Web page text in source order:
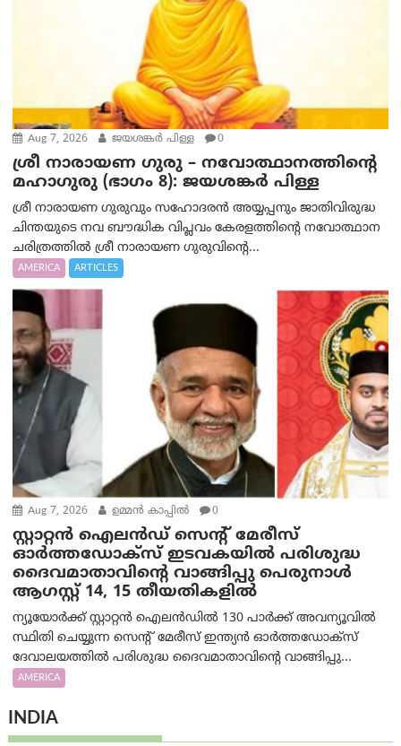
Aug 7, 2026 ജയശങ്കര്‍ പിള്ള 0
ശ്രീ നാരായണ ഗുരു – നവോത്ഥാനത്തിന്റെ
മഹാഗുരു (ഭാഗം 8): ജയശങ്കര്‍ പിള്ള
ശ്രീ നാരായണ ഗുരുവും സഹോദരൻ അയ്യപ്പനും ജാതിവിരുദ്ധ
ചിന്തയുടെ നവ ബൗദ്ധിക വിപ്ലവം കേരളത്തിന്റെ നവോത്ഥാന
ചരിത്രത്തിൽ ശ്രീ നാരായണ ഗുരുവിന്റെ...
AMERICA ARTICLES
Aug 7, 2026 ഉമ്മന്‍ കാപ്പില്‍ 0
സ്റ്റാറ്റൻ ഐലൻഡ് സെന്റ് മേരീസ്
ഓർത്തഡോക്സ് ഇടവകയിൽ പരിശുദ്ധ
ദൈവമാതാവിന്റെ വാങ്ങിപ്പു പെരുനാൾ
ആഗസ്റ്റ് 14, 15 തീയതികളിൽ
ന്യൂയോർക്ക് സ്റ്റാറ്റൻ ഐലൻഡിൽ 130 പാർക്ക് അവന്യൂവിൽ
സ്ഥിതി ചെയ്യുന്ന സെന്റ് മേരീസ് ഇന്ത്യൻ ഓർത്തഡോക്സ്
ദേവാലയത്തിൽ പരിശുദ്ധ ദൈവമാതാവിന്റെ വാങ്ങിപ്പു...
AMERICA
INDIA